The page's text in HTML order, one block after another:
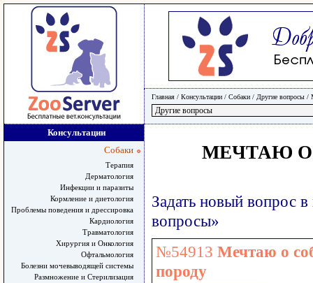
Главная / Консультации / Собаки / Другие вопросы /
Консультации
Собаки
Терапия
Дерматология
Инфекции и паразиты
Кормление и диетология
Проблемы поведения и дрессировка
Кардиология
Травматология
Хирургия и Онкология
Офтальмология
Болезни мочевыводящей системы
Размножение и Стерилизация
МЕЧТАЮ О
Задать новый вопрос
вопросы»
№54913 Мечтаю о
породу